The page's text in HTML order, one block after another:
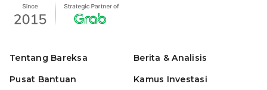
Tentang Bareksa
Pusat Bantuan
Berita & Analisis
Kamus Investasi